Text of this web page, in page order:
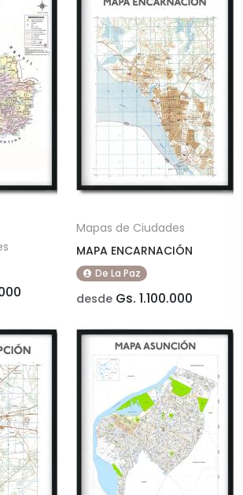
Mapas de Ciudades
MAPA ENCARNACIÓN
De La Paz
desde Gs. 1.100.000